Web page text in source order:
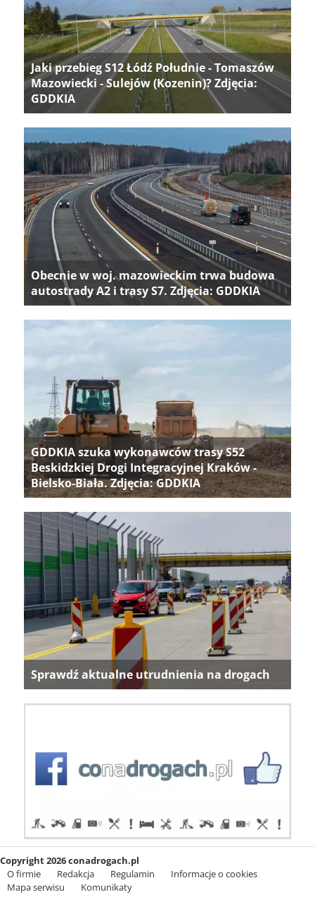
Jaki przebieg S12 Łódź Południe - Tomaszów
Mazowiecki - Sulejów (Kozenin)? Zdjęcia:
GDDKIA
Obecnie w woj. mazowieckim trwa budowa
autostrady A2 i trasy S7. Zdjęcia: GDDKIA
GDDKIA szuka wykonawców trasy S52
Beskidzkiej Drogi Integracyjnej Kraków -
Bielsko-Biała. Zdjęcia: GDDKIA
Sprawdź aktualne utrudnienia na drogach
Copyright 2026 conadrogach.pl
O firmie
Redakcja Regulamin
Informacje o cookies
Mapa serwisu
Komunikaty